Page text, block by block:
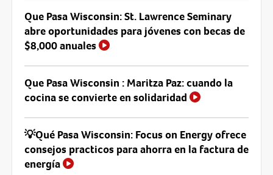
Que Pasa Wisconsin: St. Lawrence Seminary
abre oportunidades para jóvenes con becas de
$8,000 anuales
Que Pasa Wisconsin : Maritza Paz: cuando la
cocina se convierte en solidaridad
💡Qué Pasa Wisconsin: Focus on Energy ofrece
consejos practicos para ahorra en la factura de
energía